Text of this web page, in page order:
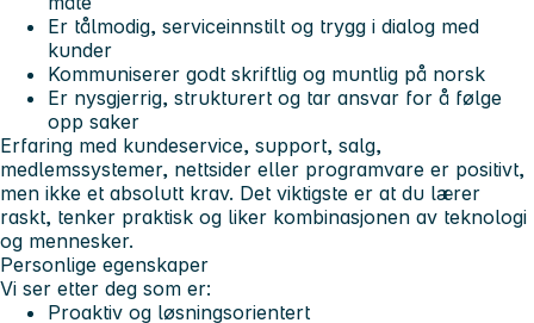
Er tålmodig, serviceinnstilt og trygg i dialog med
kunder
Kommuniserer godt skriftlig og muntlig på norsk
Er nysgjerrig, strukturert og tar ansvar for å følge
opp saker
Erfaring med kundeservice, support, salg,
medlemssystemer, nettsider eller programvare er positivt,
men ikke et absolutt krav. Det viktigste er at du lærer
raskt, tenker praktisk og liker kombinasjonen av teknologi
og mennesker.
Personlige egenskaper
Vi ser etter deg som er:
Proaktiv og løsningsorientert